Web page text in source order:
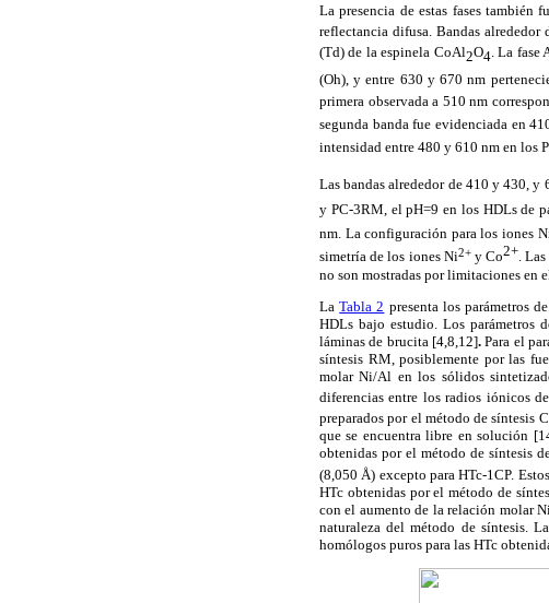
La presencia de estas fases también
reflectancia difusa. Bandas
(Td) de la espinela CoAl2O4. La fase
(Oh), y entre 630 y 670 nm
primera observada a 510 nm
segunda banda fue evidenciada en
intensidad entre 480 y 610 nm en los
Las bandas alrededor de 410 y 430, y
y PC-3RM, el pH=9 en los HDLs de
nm. La configuración para los iones
simetría de los iones Ni2+ y Co2+.
no son mostradas por limitaciones en
LaTabla 2 presenta los parámetros
HDLs bajo estudio. Los parámetros
láminas de brucita [4,8,12].Para el
síntesis RM, posiblemente por las
molar Ni/Al en los sólidos
diferencias entre los radios iónicos
preparados por el método de síntesis
que se encuentra libre en solución
obtenidas por el método de síntesis
(8,050 Å) excepto para HTc-1CP.
HTc obtenidas por el método de
con el aumento de la relación molar
naturaleza del método de síntesis.
homólogos puros para las HTc